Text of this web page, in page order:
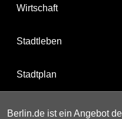
Wirtschaft
Stadtleben
Stadtplan
Berlin.de ist ein Angebot